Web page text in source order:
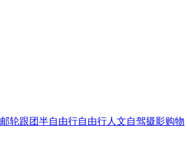
邮轮跟团半自由行自由行人文自驾摄影购物